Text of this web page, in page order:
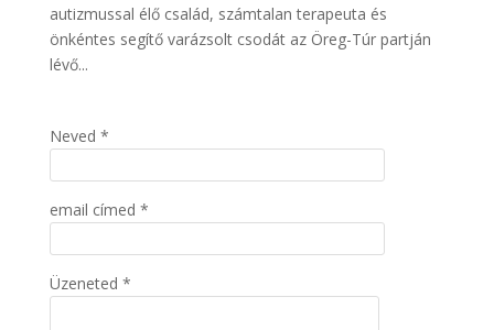
autizmussal élő család, számtalan terapeuta és
önkéntes segítő varázsolt csodát az Öreg-Túr partján
lévő...
Neved *
email címed *
Üzeneted *